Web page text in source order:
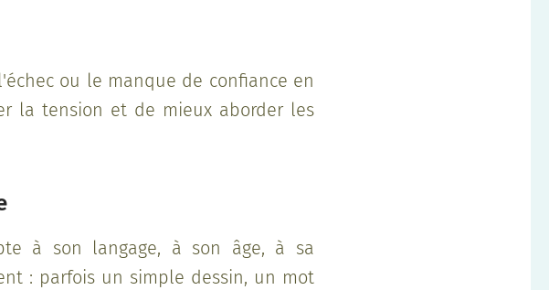
ou le manque de confiance en
la tension et de mieux aborder les
à son langage, à son âge, à sa
: parfois un simple dessin, un mot